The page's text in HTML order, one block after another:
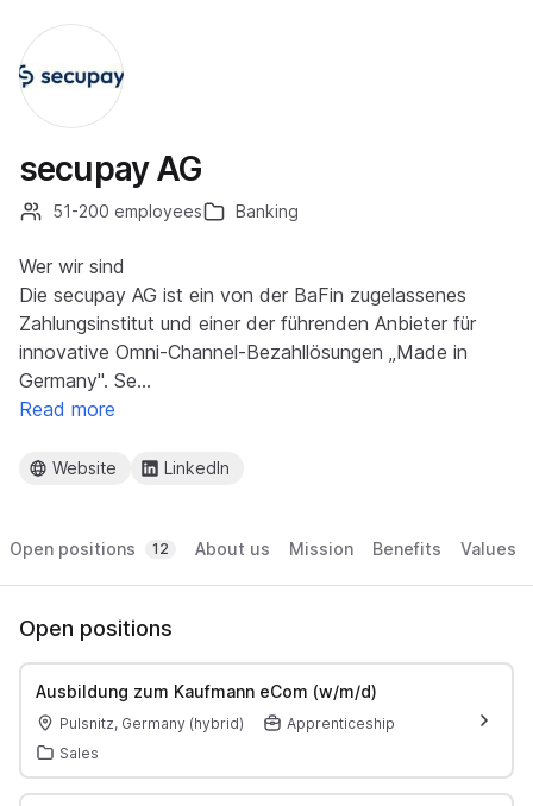
secupay AG
51-200 employees Banking
Wer wir sind
Die secupay AG ist ein von der BaFin zugelassenes
Zahlungsinstitut und einer der führenden Anbieter für
innovative Omni-Channel-Bezahllösungen „Made in
Germany". Se…
Read more
Website LinkedIn
Open positions 12 About us Mission Benefits Values
Open positions
Ausbildung zum Kaufmann eCom (w/m/d)
Pulsnitz, Germany (hybrid)
Apprenticeship
Sales